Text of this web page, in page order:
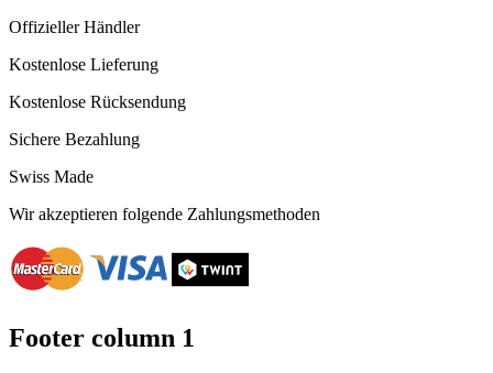
Offizieller Händler
Kostenlose Lieferung
Kostenlose Rücksendung
Sichere Bezahlung
Swiss Made
Wir akzeptieren folgende Zahlungsmethoden
Footer column 1